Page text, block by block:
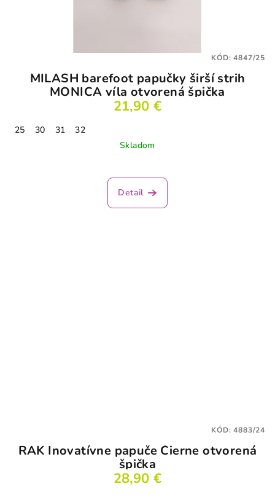
MILASH barefoot papučky širší strih
MONICA víla otvorená špička
21,90 €
25 30 31
32
Skladom
hodnotenie
produktu
Detail
KÓD:4847/25
RAK Inovatívne papuče Čierne otvorená
špička
28,90 €
KÓD:4883/24